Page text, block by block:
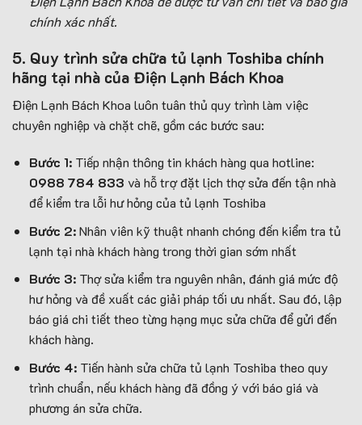
chính xác nhất.
5. Quy trình sửa chữa tủ lạnh Toshiba chính
hãng tại nhà của Điện Lạnh Bách Khoa
Điện Lạnh Bách Khoa luôn tuân thủ quy trình làm việc
chuyên nghiệp và chặt chẽ, gồm các bước sau:
Bước 1: Tiếp nhận thông tin khách hàng qua hotline:
0988 784 833 và hỗ trợ đặt lịch thợ sửa đến tận nhà
để kiểm tra lỗi hư hỏng của tủ lạnh Toshiba
Bước 2:Nhân viên kỹ thuật nhanh chóng đến kiểm tra tủ
lạnh tại nhà khách hàng trong thời gian sớm nhất
Bước 3: Thợ sửa kiểm tra nguyên nhân, đánh giá mức độ
hư hỏng và đề xuất các giải pháp tối ưu nhất. Sau đó, lập
báo giá chi tiết theo từng hạng mục sửa chữa để gửi đến
khách hàng.
Bước 4: Tiến hành sửa chữa tủ lạnh Toshiba theo quy
trình chuẩn, nếu khách hàng đã đồng ý với báo giá và
phương án sửa chữa.